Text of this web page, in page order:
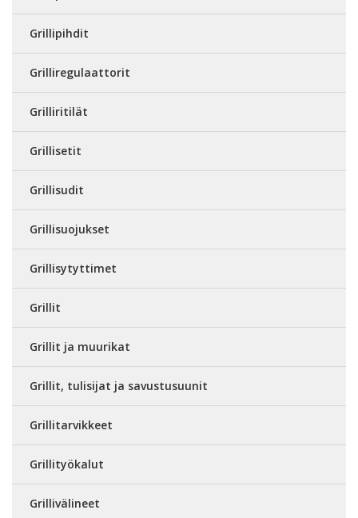
Grillipihdit
Grilliregulaattorit
Grilliritilät
Grillisetit
Grillisudit
Grillisuojukset
Grillisytyttimet
Grillit
Grillit ja muurikat
Grillit, tulisijat ja savustusuunit
Grillitarvikkeet
Grillityökalut
Grillivälineet